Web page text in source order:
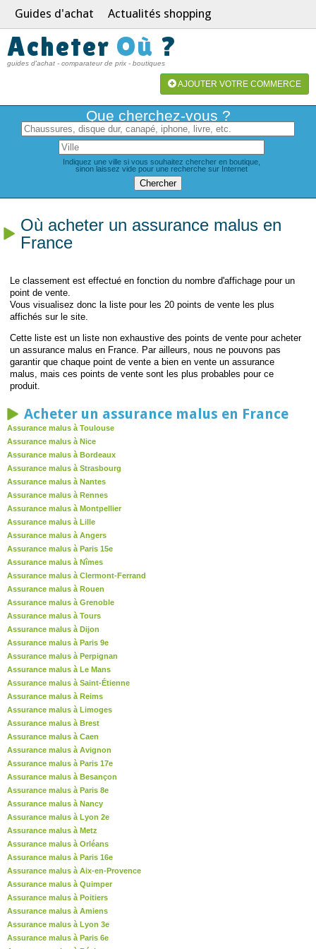
Guides d'achat Actualités shopping
Acheter Où ?
guides d'achat - comparateur de prix - boutiques
AJOUTER VOTRE COMMERCE
Que cherchez-vous ?
Indiquez une ville si vous souhaitez chercher en boutique,
sinon laissez vide pour une recherche sur Internet
Où acheter un assurance malus en
France
Le classement est effectué en fonction du nombre d'affichage pour un
point de vente.
Vous visualisez donc la liste pour les 20 points de vente les plus
affichés sur le site.
Cette liste est un liste non exhaustive des points de vente pour acheter
un assurance malus en France. Par ailleurs, nous ne pouvons pas
garantir que chaque point de vente a bien en vente un assurance
malus, mais ces points de vente sont les plus probables pour ce
produit.
Acheter un assurance malus en France
Assurance malus à Toulouse
Assurance malus à Nice
Assurance malus à Bordeaux
Assurance malus à Strasbourg
Assurance malus à Nantes
Assurance malus à Rennes
Assurance malus à Montpellier
Assurance malus à Lille
Assurance malus à Angers
Assurance malus à Paris 15e
Assurance malus à Nîmes
Assurance malus à Clermont-Ferrand
Assurance malus à Rouen
Assurance malus à Grenoble
Assurance malus à Tours
Assurance malus à Dijon
Assurance malus à Paris 9e
Assurance malus à Perpignan
Assurance malus à Le Mans
Assurance malus à Saint-Étienne
Assurance malus à Reims
Assurance malus à Limoges
Assurance malus à Brest
Assurance malus à Caen
Assurance malus à Avignon
Assurance malus à Paris 17e
Assurance malus à Besançon
Assurance malus à Paris 8e
Assurance malus à Nancy
Assurance malus à Lyon 2e
Assurance malus à Metz
Assurance malus à Orléans
Assurance malus à Paris 16e
Assurance malus à Aix-en-Provence
Assurance malus à Quimper
Assurance malus à Poitiers
Assurance malus à Amiens
Assurance malus à Lyon 3e
Assurance malus à Paris 6e